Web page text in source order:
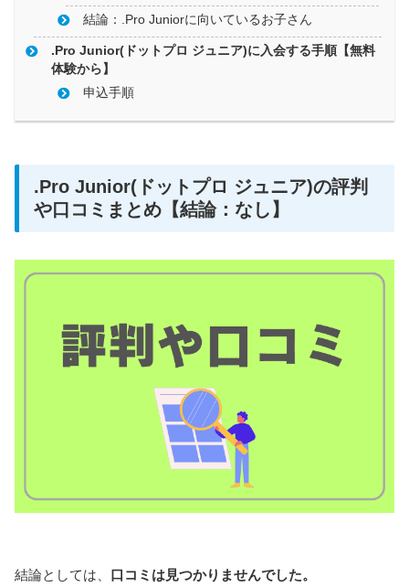
結論：.Pro Juniorに向いているお子さん
.Pro Junior(ドットプロ ジュニア)に入会する手順【無料
体験から】
申込手順
.Pro Junior(ドットプロ ジュニア)の評判
や口コミまとめ【結論：なし】
結論としては、 口コミは見つかりませんでした。